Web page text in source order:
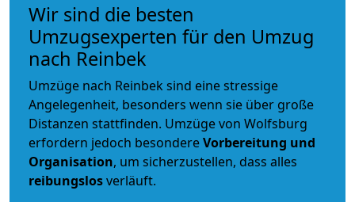
Wir sind die besten
Umzugsexperten für den Umzug
nach Reinbek
Umzüge nach Reinbek sind eine stressige
Angelegenheit, besonders wenn sie über große
Distanzen stattfinden. Umzüge von Wolfsburg
erfordern jedoch besondereVorbereitung und
Organisation, um sicherzustellen, dass alles
reibungslosverläuft.